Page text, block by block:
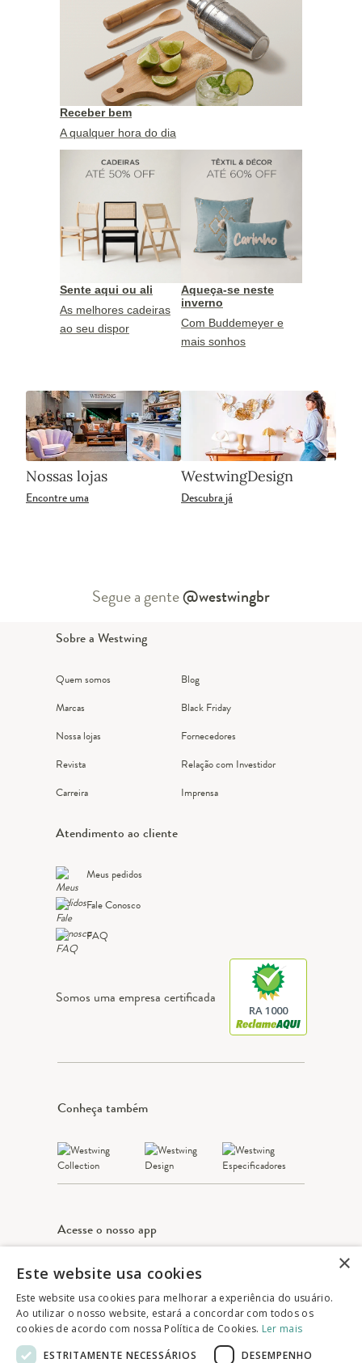
Receber bem
A qualquer hora do dia
Sente aqui ou ali
As melhores cadeiras
ao seu dispor
Aqueça-se neste
inverno
Com Buddemeyer e
mais sonhos
Nossas lojas
Encontre uma
WestwingDesign
Descubra já
Segue a gente@westwingbr
Sobre a Westwing
Quem somos
Marcas
Nossa lojas
Revista
Carreira
Blog
Black Friday
Fornecedores
Relação com Investidor
Imprensa
Atendimento ao cliente
Meus pedidos
Fale Conosco
FAQ
Somos uma empresa certificada
RA 1000
Conheça também
Acesse o nosso app
Apple Store Google play
© 2025 Westwing Comércio Varejista S.A
×
Este website usa cookies
Este website usa cookies para melhorar a experiência do usuário.
Ao utilizar o nosso website, estará a concordar com todos os
cookies de acordo com nossa Política de Cookies. Ler mais
ESTRITAMENTE NECESSÁRIOS
DESEMPENHO